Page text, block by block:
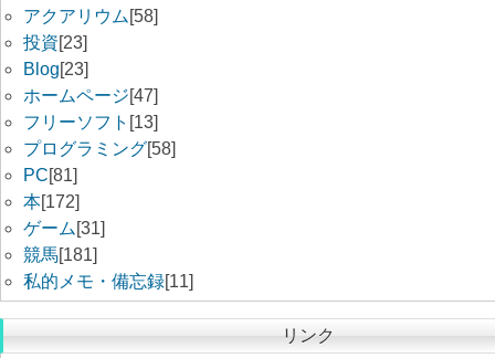
アクアリウム [58]
投資[23]
Blog[23]
ホームページ[47]
フリーソフト [13]
プログラミング[58]
PC[81]
本[172]
ゲーム [31]
競馬[181]
私的メモ・備忘録[11]
リンク